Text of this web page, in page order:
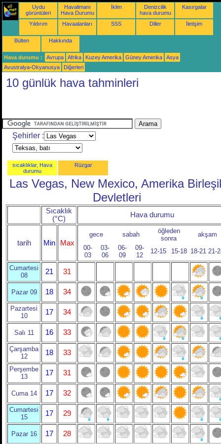
Uydu
görüntüleri
Havalimanı
Hava Durumu
İklim
Denizcilik
hava durumu
Kasırgalar
Yıldırım Havaalanları SSS Diller İletişim
Bülten Hakkında
Hava durumu : Avrupa Afrika Kuzey Amerika Güney Amerika
Asya
Avustralya-Okyanusya
Diğerleri
10 günlük hava tahminleri
Şehirler :
sıcaklıklar, Hava
durumu
Rüzgar
Las Vegas, New Mexico, Amerika
Devletleri
Sıcaklık
(°C)
Hava durumu
tarih Min Max
gece sabah
öğleden
sonra
akşam
00-
03
03-
06
06-
09
09-
12
12-15 15-18 18-21 21-
Cumartesi
08
21 31
Pazar 09 18 34
Pazartesi
10
17 34
Salı 11 16 33
Çarşamba
12
18 33
Perşembe
13
17 31
Cuma 14 17 32
Cumartesi
15
17 29
Pazar 16 17 28